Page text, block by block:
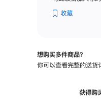
收藏
想购买多件商品？
你可以查看完整的送货
获得购